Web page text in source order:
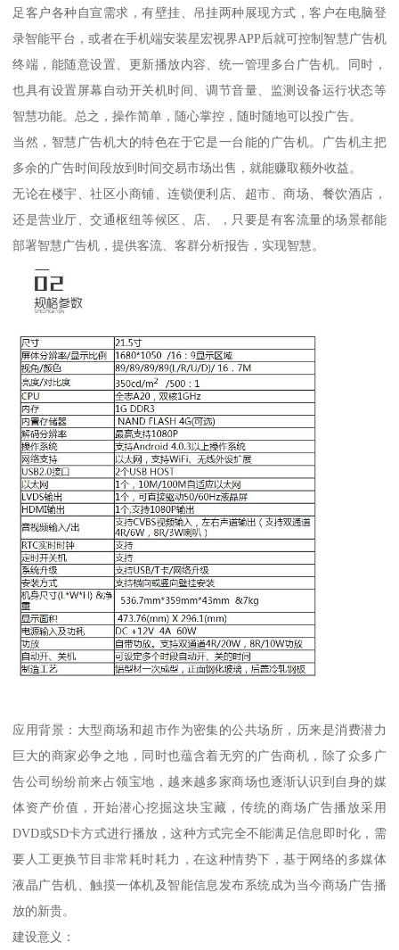
足客户各种自宣需求，有壁挂、吊挂两种展现方式，客户在电脑登
录智能平台，或者在手机端安装星宏视界APP后就可控制智慧广告机
终端，能随意设置、更新播放内容、统一管理多台广告机。同时，
也具有设置屏幕自动开关机时间、调节音量、监测设备运行状态等
智慧功能。总之，操作简单，随心掌控，随时随地可以投广告。
当然，智慧广告机大的特色在于它是一台能的广告机。广告机主把
多余的广告时间段放到时间交易市场出售，就能赚取额外收益。
无论在楼宇、社区小商铺、连锁便利店、超市、商场、餐饮酒店，
还是营业厅、交通枢纽等候区、店、，只要是有客流量的场景都能
部署智慧广告机，提供客流、客群分析报告，实现智慧。
应用背景：大型商场和超市作为密集的公共场所，历来是消费潜力
巨大的商家必争之地，同时也蕴含着无穷的广告商机，除了众多广
告公司纷纷前来占领宝地，越来越多家商场也逐渐认识到自身的媒
体资产价值，开始潜心挖掘这块宝藏，传统的商场广告播放采用
DVD或SD卡方式进行播放，这种方式完全不能满足信息即时化，需
要人工更换节目非常耗时耗力，在这种情势下，基于网络的多媒体
液晶广告机、触摸一体机及智能信息发布系统成为当今商场广告播
放的新贵。
建设意义：